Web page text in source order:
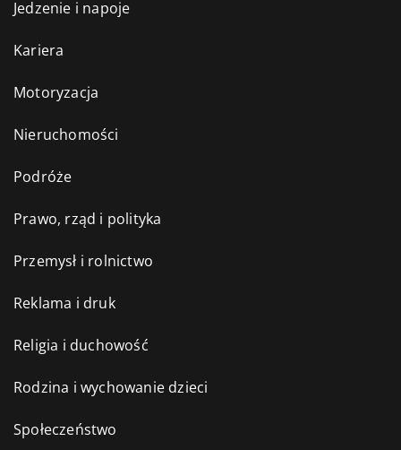
Jedzenie i napoje
Kariera
Motoryzacja
Nieruchomości
Podróże
Prawo, rząd i polityka
Przemysł i rolnictwo
Reklama i druk
Religia i duchowość
Rodzina i wychowanie dzieci
Społeczeństwo